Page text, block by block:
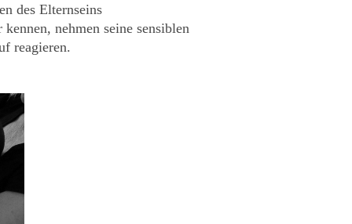
des Elternseins
nehmen seine sensiblen
reagieren.